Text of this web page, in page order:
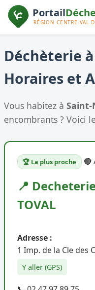
Déchèterie
Horaires et
Vous habitez à Saint-
encombrants ? Voici
🏆 La plus proche 🔴
📍
TOVAL
Adresse :
1 Imp. de la Cle des
Y aller (GPS)